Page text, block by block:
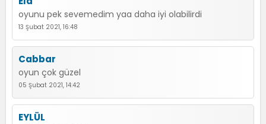
oyunu pek sevemedim yaa daha iyi olabilirdi
13 Şubat 2021, 16:48
Cabbar
oyun çok güzel
05 Şubat 2021, 14:42
EYLÜL